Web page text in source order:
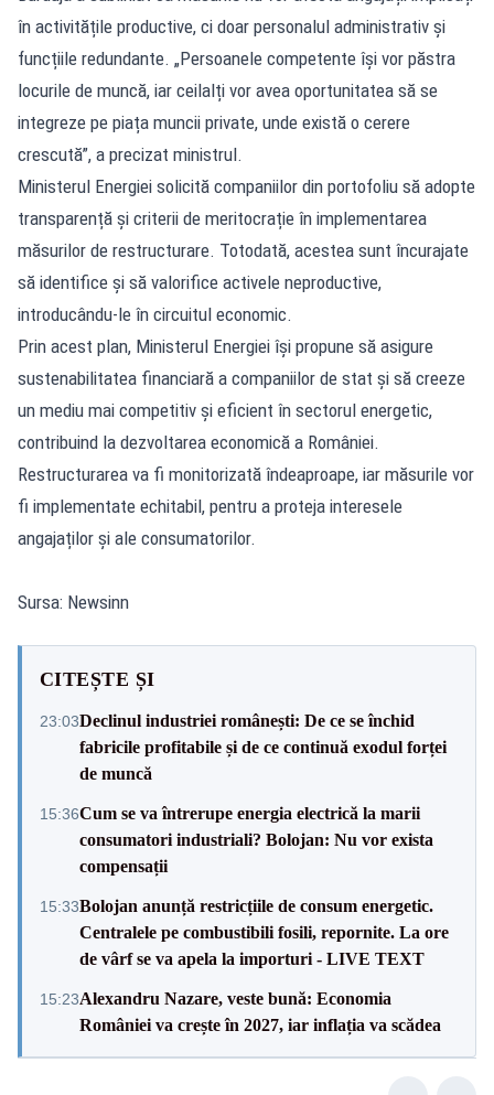
în activitățile productive, ci doar personalul administrativ și
funcțiile redundante. „Persoanele competente își vor păstra
locurile de muncă, iar ceilalți vor avea oportunitatea să se
integreze pe piața muncii private, unde există o cerere
crescută”, a precizat ministrul.
Ministerul Energiei solicită companiilor din portofoliu să adopte
transparență și criterii de meritocrație în implementarea
măsurilor de restructurare. Totodată, acestea sunt încurajate
să identifice și să valorifice activele neproductive,
introducându-le în circuitul economic.
Prin acest plan, Ministerul Energiei își propune să asigure
sustenabilitatea financiară a companiilor de stat și să creeze
un mediu mai competitiv și eficient în sectorul energetic,
contribuind la dezvoltarea economică a României.
Restructurarea va fi monitorizată îndeaproape, iar măsurile vor
fi implementate echitabil, pentru a proteja interesele
angajaților și ale consumatorilor.
Sursa: Newsinn
CITEȘTE ȘI
23:03Declinul industriei românești: De ce se închid
fabricile profitabile și de ce continuă exodul forței
de muncă
15:36Cum se va întrerupe energia electrică la marii
consumatori industriali? Bolojan: Nu vor exista
compensații
15:33Bolojan anunță restricțiile de consum energetic.
Centralele pe combustibili fosili, repornite. La ore
de vârf se va apela la importuri - LIVE TEXT
15:23Alexandru Nazare, veste bună: Economia
României va crește în 2027, iar inflația va scădea